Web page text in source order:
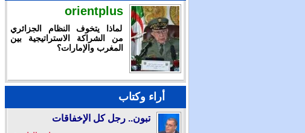
orientplus
لماذا يتخوف النظام الجزائري
من الشراكة الاستراتيجية بين
المغرب والإمارات؟
أراء وكتاب
تبون.. رجل كل الإخفاقات